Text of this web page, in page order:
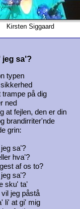
Kirsten Siggaard
jeg sa'?
typen
på dig
ned
at fejlen, den er din
brandirriter'nde
grin:
sa'?
hva'?
af os to?
sa'?
sku' ta'
jeg påstå
li' at gi' mig